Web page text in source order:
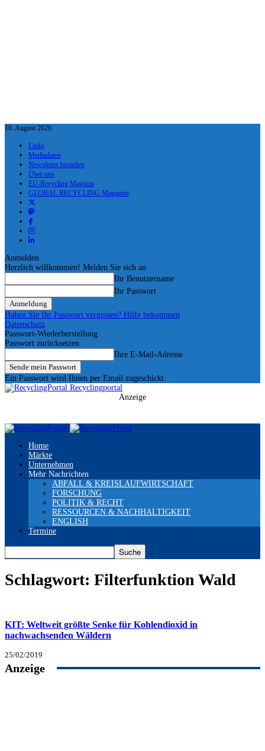
10. August 2026
Links
Mediadaten
Newsletter bestellen
Über uns
EU-Recycling Magazin
GLOBAL RECYCLING Magazine
Anmelden
Herzlich willkommen! Melden Sie sich an
Ihr Benutzername
Ihr Passwort
Haben Sie Ihr Passwort vergessen? Hilfe bekommen
Datenschutz
Passwort-Wiederherstellung
Passwort zurücksetzen
Ihre E-Mail-Adresse
Ein Passwort wird Ihnen per Email zugeschickt.
Recyclingportal
Anzeige
Home
Märkte
Unternehmen
Mehr Nachrichten
ABFALL & KREISLAUFWIRTSCHAFT
FORSCHUNG
POLITIK & RECHT
RESSOURCEN & NACHHALTIGKEIT
ENGLISH
Termine
Schlagwort: Filterfunktion Wald
KIT: Weltweit größte Senke für Kohlendioxid in
nachwachsenden Wäldern
25/02/2019
Anzeige